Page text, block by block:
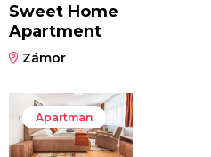
Sweet Home
Apartment
Zámor
Apartman